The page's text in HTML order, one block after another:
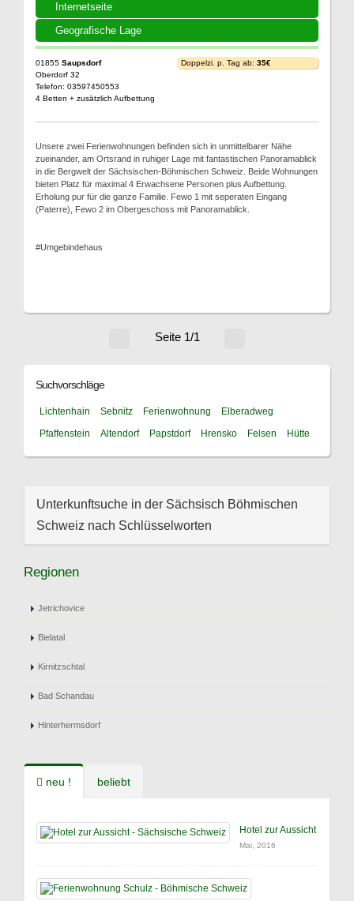
Internetseite
Geografische Lage
01855 Saupsdorf
Oberdorf 32
Telefon: 03597450553
4 Betten + zusätzlich Aufbettung
Doppelzi. p. Tag ab: 35€
Unsere zwei Ferienwohnungen befinden sich in unmittelbarer Nähe
zueinander, am Ortsrand in ruhiger Lage mit fantastischen Panoramablick
in die Bergwelt der Sächsischen-Böhmischen Schweiz. Beide Wohnungen
bieten Platz für maximal 4 Erwachsene Personen plus Aufbettung.
Erholung pur für die ganze Familie. Fewo 1 mit seperaten Eingang
(Paterre), Fewo 2 im Obergeschoss mit Panoramablick.
#Umgebindehaus
Seite 1/1
Suchvorschläge
Lichtenhain Sebnitz Ferienwohnung
Elberadweg
Pfaffenstein
Altendorf Papstdorf Hrensko Felsen Hütte
Unterkunftsuche in der Sächsisch Böhmischen
Schweiz nach Schlüsselworten
Regionen
Jetrichovice
Bielatal
Kirnitzschtal
Bad Schandau
Hinterhermsdorf
neu ! beliebt
Hotel zur Aussicht
Mai, 2016